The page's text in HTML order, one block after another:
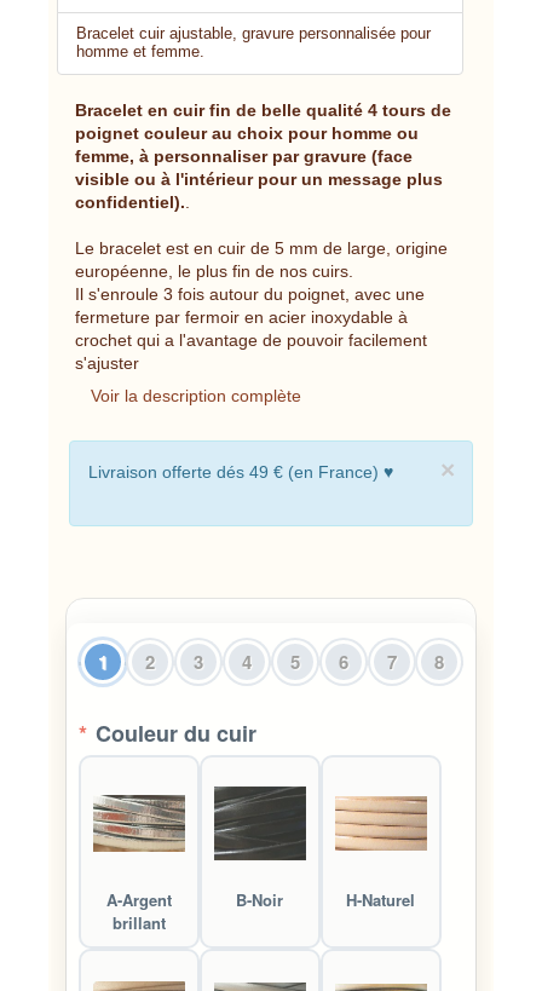
Bracelet cuir ajustable, gravure personnalisée pour
homme et femme.
Bracelet en cuir fin de belle qualité 4 tours de
poignet couleur au choix pour homme ou
femme, à personnaliser par gravure (face
visible ou à l'intérieur pour un message plus
confidentiel).
Le bracelet est en cuir de 5 mm de large, origine
européenne, le plus fin de nos cuirs.
Il s'enroule 3 fois autour du poignet, avec une
fermeture par fermoir en acier inoxydable à
crochet qui a l'avantage de pouvoir facilement
s'ajuster
Voir la description complète
×
Livraison offerte dés 49 € (en France) ♥
1 2 3 4 5 6 7 8
* Couleur du cuir
A-Argent
brillant
B-Noir H-Naturel